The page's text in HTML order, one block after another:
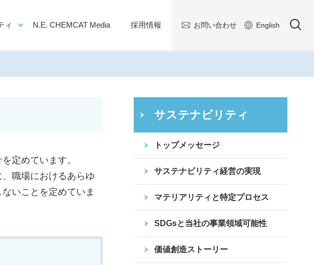
ィ N.E. CHEMCAT Media 採用情報 お問い合わせ English
定めています。
職場におけるあらゆ
いことを定めていま
サステナビリティ
トップメッセージ
サステナビリティ経営の実現
マテリアリティと特定プロセス
SDGsと当社の事業領域可能性
価値創造ストーリー